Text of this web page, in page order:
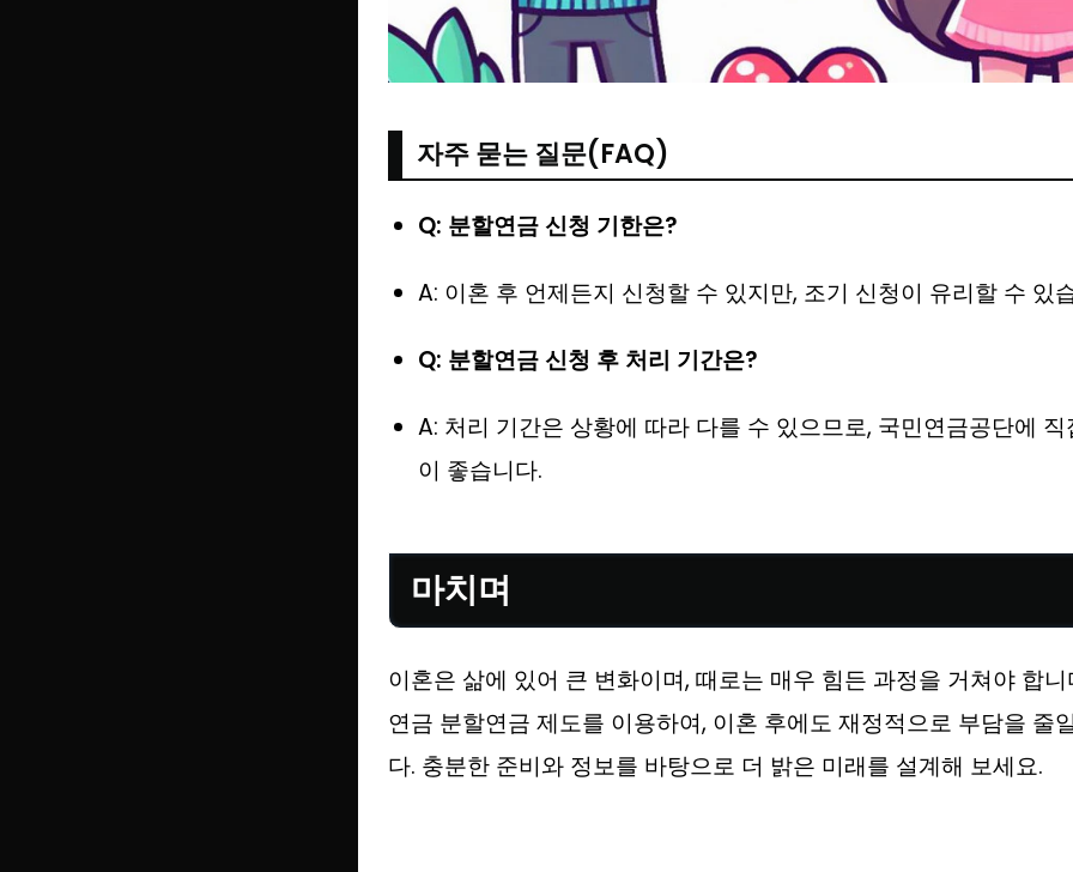
자주 묻는 질문(FAQ)
Q: 분할연금 신청 기한은?
A: 이혼 후 언제든지 신청할 수 있지만, 조기 신청이 유리할 수 있
Q: 분할연금 신청 후 처리 기간은?
A: 처리 기간은 상황에 따라 다를 수 있으므로, 국민연금공단에
이 좋습니다.
마치며
이혼은 삶에 있어 큰 변화이며, 때로는 매우 힘든 과정을 거쳐야 합
연금 분할연금 제도를 이용하여, 이혼 후에도 재정적으로 부담을 줄
다. 충분한 준비와 정보를 바탕으로 더 밝은 미래를 설계해 보세요.